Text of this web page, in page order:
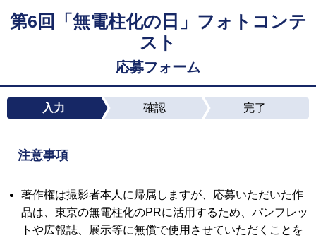
第6回「無電柱化の日」フォトコンテ
スト
応募フォーム
入力 確認 完了
注意事項
著作権は撮影者本人に帰属しますが、応募いただいた作
品は、東京の無電柱化のPRに活用するため、パンフレッ
トや広報誌、展示等に無償で使用させていただくことを